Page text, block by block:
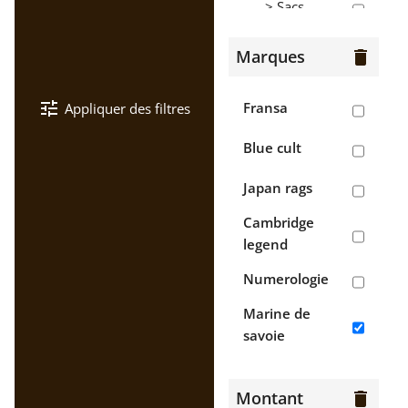
tune Appliquer des filtres
> Sacs
Hommes
Chemisettes
> Pantalons
Marques delete
Fransa
Blue cult
Japan rags
Cambridge
legend
Numerologie
Marine de
savoie
Montant delete